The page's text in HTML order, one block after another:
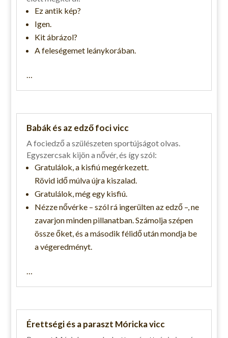
Ez antik kép?
Igen.
Kit ábrázol?
A feleségemet leánykorában.
Babák és az edző foci vicc
A fociedző a szülészeten sportújságot olvas.
Egyszercsak kijön a nővér, és így szól:
Gratulálok, a kisfiú megérkezett.
Rövid idő múlva újra kiszalad.
Gratulálok, még egy kisfiú.
Nézze nővérke – szól rá ingerülten az edző –, ne
zavarjon minden pillanatban. Számolja szépen
össze őket, és a második félidő után mondja be
a végeredményt.
Érettségi és a paraszt Móricka vicc